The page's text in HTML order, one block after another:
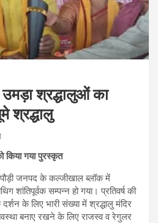
श्रद्धालुओं का
श्रद्धालु
किया गया पुरस्कृत
पौड़ी जनपद के कल्जीखाल ब्लॉक में
शांतिपूर्वक सम्पन्न हो गया। प्रतिवर्ष की
के लिए भारी संख्या में श्रद्धालु मंदिर
बनाए रखने के लिए राजस्व व रेगुलर